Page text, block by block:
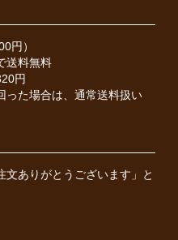
円）
送料無料
円
た場合は、通常送料扱い
文ありがとうございます」と